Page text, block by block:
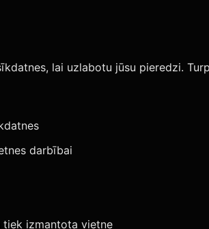
lai uzlabotu jūsu pieredzi.
darbībai
tiek izmantota vietne